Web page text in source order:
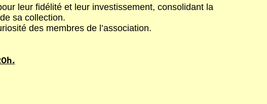
leur fidélité et leur investissement, consolidant la
sa collection.
des membres de l’association.